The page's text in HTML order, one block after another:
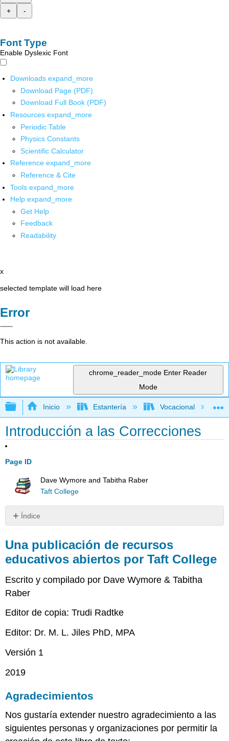
+
-
Font Type
Enable Dyslexic Font
Downloads expand_more
Download Page (PDF)
Download Full Book (PDF)
Resources expand_more
Periodic Table
Physics Constants
Scientific Calculator
Reference expand_more
Reference & Cite
Tools expand_more
Help expand_more
Get Help
Feedback
Readability
x
selected template will load here
Error
This action is not available.
chrome_reader_mode Enter Reader
Mode
Expandir/contraer jerarquía global
Inicio Estantería Vocacional
Introducción a las Correcciones
Page ID
Dave Wymore and Tabitha Raber
Taft College
Índice
publicación
de
recursos
abiertos
por
College
Prefacio
Una publicación de recursos
educativos abiertos por Taft College
Escrito y compilado por Dave Wymore & Tabitha
Raber
Editor de copia: Trudi Radtke
Editor: Dr. M. L. Jiles PhD, MPA
Versión 1
2019
Agradecimientos
Nos gustaría extender nuestro agradecimiento a las
siguientes personas y organizaciones por permitir la